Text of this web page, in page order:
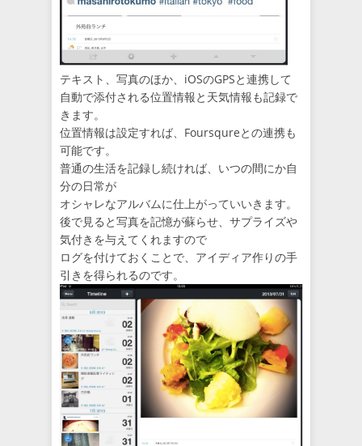
テキスト、写真のほか、iOSのGPSと連携して
自動で添付される位置情報と天気情報も記録で
きます。
位置情報は設定すれば、Foursqureとの連携も
可能です。
普通の生活を記録し続ければ、いつの間にか自
分の日常が
オシャレなアルバムに仕上がっていいきます。
後で見ると写真を記憶が蘇らせ、サプライズや
気付きを与えてくれますので
ログを付けておくことで、アイディア作りの手
引きを得られるのです。